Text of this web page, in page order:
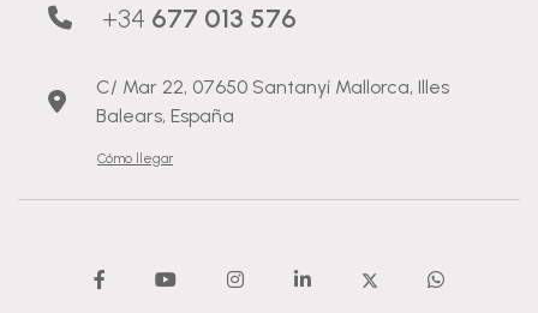
+34 677 013 576
C/ Mar 22, 07650 Santanyí Mallorca, Illes
Balears, España
Cómo llegar